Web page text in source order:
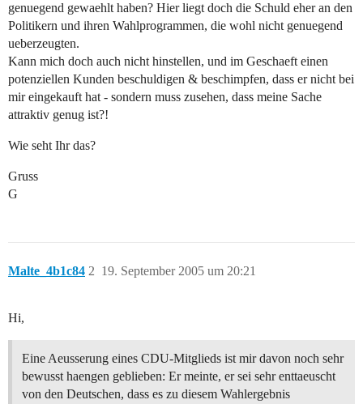
genuegend gewaehlt haben? Hier liegt doch die Schuld eher an den
Politikern und ihren Wahlprogrammen, die wohl nicht genuegend
ueberzeugten.
Kann mich doch auch nicht hinstellen, und im Geschaeft einen
potenziellen Kunden beschuldigen & beschimpfen, dass er nicht bei
mir eingekauft hat - sondern muss zusehen, dass meine Sache
attraktiv genug ist?!
Wie seht Ihr das?
Gruss
G
Malte_4b1c84 19. September 2005 um 20:21
2
Hi,
Eine Aeusserung eines CDU-Mitglieds ist mir davon noch sehr
bewusst haengen geblieben: Er meinte, er sei sehr enttaeuscht
von den Deutschen, dass es zu diesem Wahlergebnis